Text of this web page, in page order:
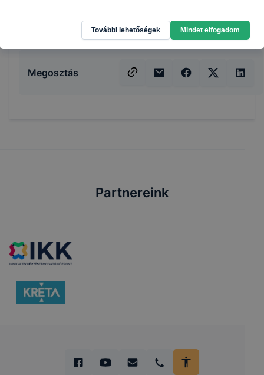
üzleti céljaival.
Megosztás
Partnereink
További lehetőségek Mindet elfogadom